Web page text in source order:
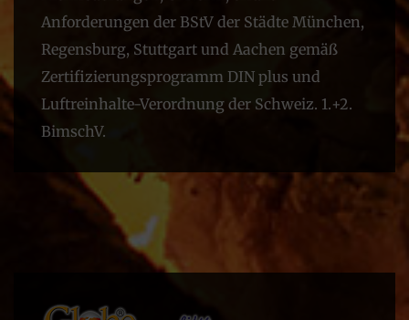
Anforderungen der BStV der Städte München,
Regensburg, Stuttgart und Aachen gemäß
Zertifizierungsprogramm DIN plus und
Luftreinhalte-Verordnung der Schweiz. 1.+2.
BimschV.